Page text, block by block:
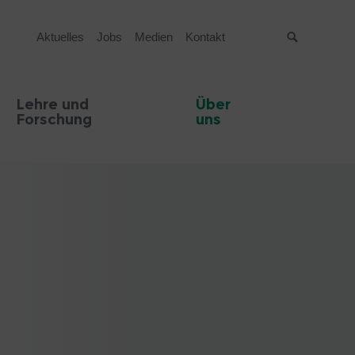
Aktuelles Jobs Medien Kontakt
Lehre und
Forschung
Über
uns